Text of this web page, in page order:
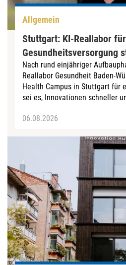
Allgemein
Stuttgart: KI-Reallabor für
Gesundheitsversorgung
Nach rund einjähriger
Reallabor Gesundheit Baden-
Health Campus in Stuttgart für
sei es, Innovationen schneller
06.08.2026